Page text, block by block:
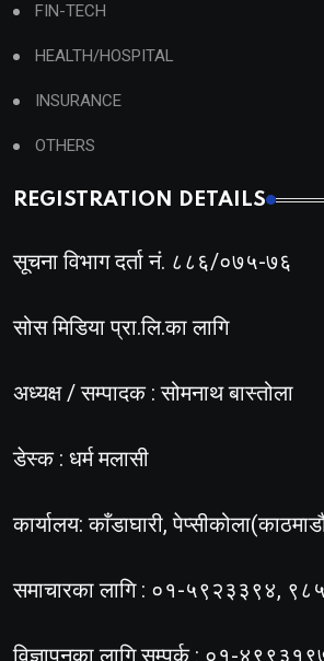
FIN-TECH
HEALTH/HOSPITAL
INSURANCE
OTHERS
REGISTRATION DETAILS
सूचना विभाग दर्ता नं. ८८६/०७५-७६
सोस मिडिया प्रा.लि.का लागि
अध्यक्ष / सम्पादक : सोमनाथ बास्तोला
डेस्क : धर्म मलासी
कार्यालय: काँडाघारी,
समाचारका लागि : ०१-५९२३३९४,